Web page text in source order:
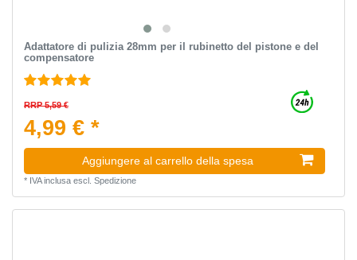
Adattatore di pulizia 28mm per il rubinetto del pistone e del
compensatore
RRP 5,59 €
4,99 € *
Aggiungere al carrello della spesa
* IVA inclusaescl. Spedizione